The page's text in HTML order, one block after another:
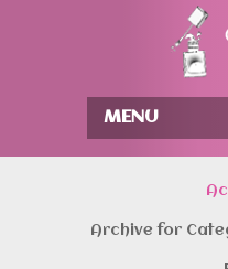
MENU
Archive for